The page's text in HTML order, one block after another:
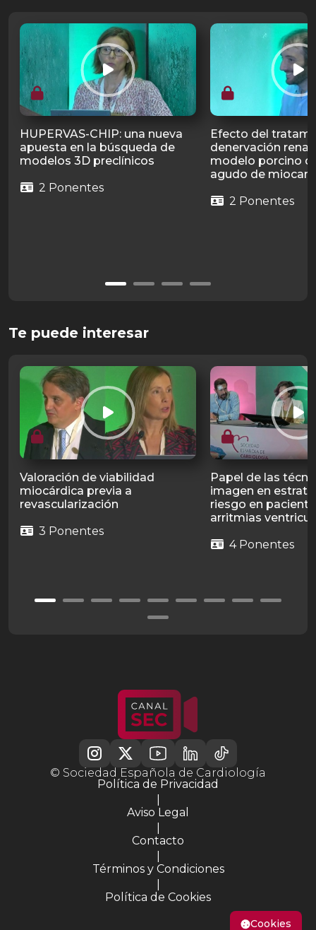
HUPERVAS-CHIP: una nueva
apuesta en la búsqueda de
modelos 3D preclínicos
2 Ponentes
Efecto del
denervación renal
modelo porcino
agudo de
2 Ponentes
Te puede interesar
Valoración de viabilidad
miocárdica previa a
revascularización
3 Ponentes
Papel de las
imagen en
riesgo en
arritmias
4 Ponentes
© Sociedad Española de Cardiología
Política de Privacidad
|
Aviso Legal
|
Contacto
|
Términos y Condiciones
|
Política de Cookies
Cookies